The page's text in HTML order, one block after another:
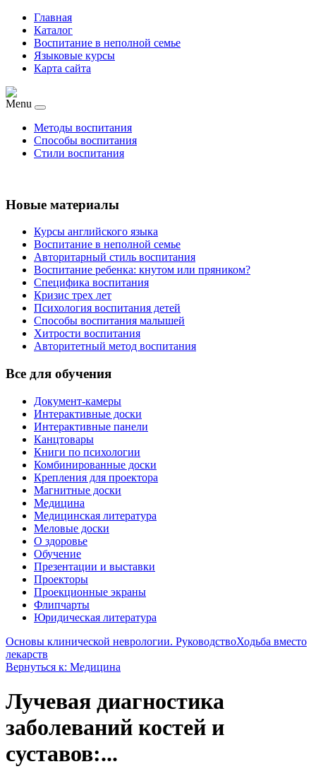
Главная
Каталог
Воспитание в неполной семье
Языковые курсы
Карта сайта
Menu
Методы воспитания
Способы воспитания
Стили воспитания
Новые материалы
Курсы английского языка
Воспитание в неполной семье
Авторитарный стиль воспитания
Воспитание ребенка: кнутом или пряником?
Специфика воспитания
Кризис трех лет
Психология воспитания детей
Способы воспитания малышей
Хитрости воспитания
Авторитетный метод воспитания
Все для обучения
Документ-камеры
Интерактивные доски
Интерактивные панели
Канцтовары
Книги по психологии
Комбинированные доски
Крепления для проектора
Магнитные доски
Медицина
Медицинская литература
Меловые доски
О здоровье
Обучение
Презентации и выставки
Проекторы
Проекционные экраны
Флипчарты
Юридическая литература
Основы клинической неврологии. РуководствоХодьба вместо
лекарств
Вернуться к: Медицина
Лучевая диагностика
заболеваний костей и
суставов:...